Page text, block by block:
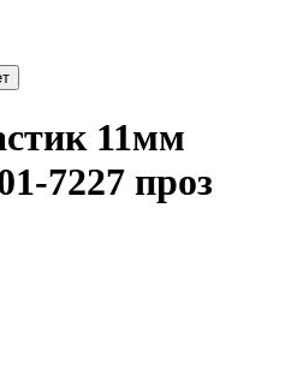
цвет
11мм
7227 проз